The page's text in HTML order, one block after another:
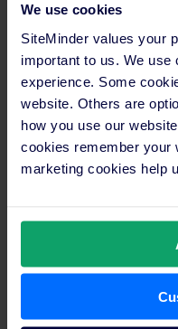
We use cookies
SiteMinder values your
important to us. We use
experience. Some
website. Others are
how you use our
cookies remember your
marketing cookies help
commission pour offrir
davantage de
hôtels perdent des
activement des
directes afin
peut s’avérer difficile
promotions à prix
informer les OTA. En
de voir ces chambres
Répondre aux